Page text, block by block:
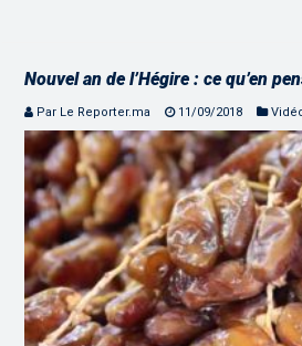
Nouvel an de l’Hégire : ce qu’en
Par Le Reporter.ma 11/09/2018